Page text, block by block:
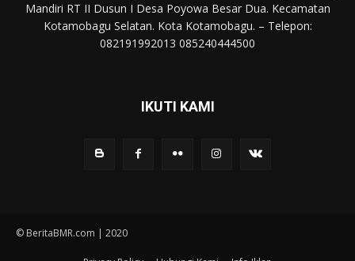
Mandiri RT II Dusun I Desa Poyowa Besar Dua. Kecamatan
Kotamobagu Selatan. Kota Kotamobagu. – Telepon:
082191992013 085240444500
IKUTI KAMI
© BeritaBMR.com | 2020